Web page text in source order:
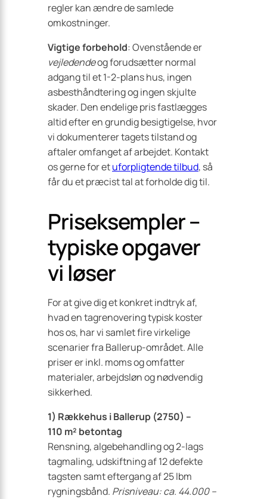
regler kan ændre de samlede
omkostninger.
Vigtige forbehold: Ovenstående er
vejledendeog forudsætter normal
adgang til et 1-2-plans hus, ingen
asbesthåndtering og ingen skjulte
skader. Den endelige pris fastlægges
altid efter en grundig besigtigelse, hvor
vi dokumenterer tagets tilstand og
aftaler omfanget af arbejdet. Kontakt
os gerne for etuforpligtende tilbud, så
får du et præcist tal at forholde dig til.
Priseksempler –
typiske opgaver
vi løser
For at give dig et konkret indtryk af,
hvad en tagrenovering typisk koster
hos os, har vi samlet fire virkelige
scenarier fra Ballerup-området. Alle
priser er inkl. moms og omfatter
materialer, arbejdsløn og nødvendig
sikkerhed.
1) Rækkehus i Ballerup (2750) –
110 m² betontag
Rensning, algebehandling og 2-lags
tagmaling, udskiftning af 12 defekte
tagsten samt eftergang af 25 lbm
rygningsbånd. Prisniveau: ca. 44.000 –